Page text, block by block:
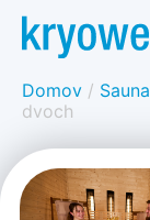
Domov / Sauna
dvoch